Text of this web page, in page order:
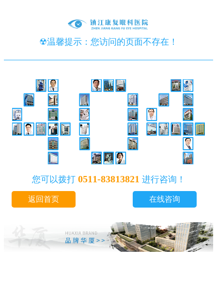
☢温馨提示：您访问的页面不存在！
您可以拨打 0511-83813821 进行咨询！
返回首页 在线咨询